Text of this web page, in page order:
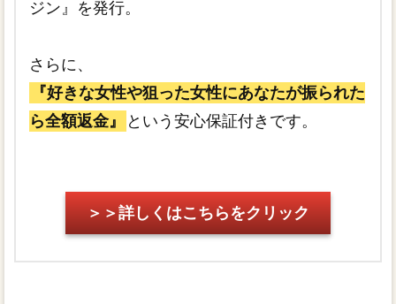
ジン』を発行。
さらに、
『好きな女性や狙った女性にあなたが振られた
ら全額返金』
という安心保証付きです。
＞＞詳しくはこちらをクリック